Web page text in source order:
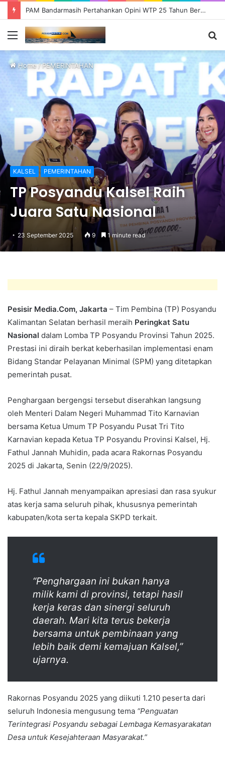
PAM Bandarmasih Pertahankan Opini WTP 25 Tahun Berturut-turut, Fokus Tingkatkan Pelayanan dan Transparansi
Menu
Home/PEMERINTAHAN
KALSEL PEMERINTAHAN
TP Posyandu Kalsel Raih
Juara Satu Nasional
23 September 2025 9 1 minute read
Pesisir Media.Com, Jakarta – Tim Pembina (TP) Posyandu
Kalimantan Selatan berhasil meraih Peringkat Satu
Nasional dalam Lomba TP Posyandu Provinsi Tahun 2025.
Prestasi ini diraih berkat keberhasilan implementasi enam
Bidang Standar Pelayanan Minimal (SPM) yang ditetapkan
pemerintah pusat.
Penghargaan bergengsi tersebut diserahkan langsung
oleh Menteri Dalam Negeri Muhammad Tito Karnavian
bersama Ketua Umum TP Posyandu Pusat Tri Tito
Karnavian kepada Ketua TP Posyandu Provinsi Kalsel, Hj.
Fathul Jannah Muhidin, pada acara Rakornas Posyandu
2025 di Jakarta, Senin (22/9/2025).
Hj. Fathul Jannah menyampaikan apresiasi dan rasa syukur
atas kerja sama seluruh pihak, khususnya pemerintah
kabupaten/kota serta kepala SKPD terkait.
“Penghargaan ini bukan hanya
milik kami di provinsi, tetapi hasil
kerja keras dan sinergi seluruh
daerah. Mari kita terus bekerja
bersama untuk pembinaan yang
lebih baik demi kemajuan Kalsel,”
ujarnya.
Rakornas Posyandu 2025 yang diikuti 1.210 peserta dari
seluruh Indonesia mengusung tema “Penguatan
Terintegrasi Posyandu sebagai Lembaga Kemasyarakatan
Desa untuk Kesejahteraan Masyarakat.”